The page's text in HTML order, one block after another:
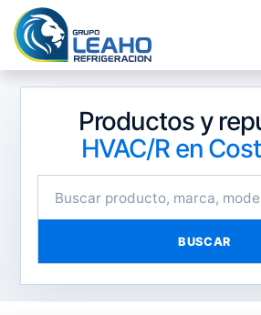
Ir al contenido
Productos y
HVAC/R en
BUSCAR